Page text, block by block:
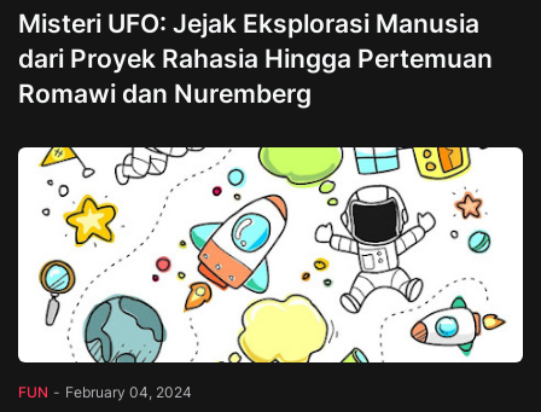
Misteri UFO: Jejak Eksplorasi Manusia
dari Proyek Rahasia Hingga Pertemuan
Romawi dan Nuremberg
FUN - February 04, 2024